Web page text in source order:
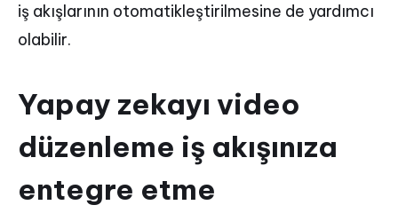
iş akışlarının otomatikleştirilmesine de yardımcı
olabilir.
Yapay zekayı video
düzenleme iş akışınıza
entegre etme